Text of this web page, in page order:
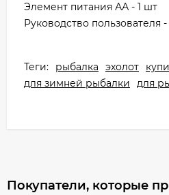
Элемент питания АА - 1 шт
Руководство пользователя -
Теги: рыбалка эхолот
для зимней рыбалки
для
Покупатели, которые